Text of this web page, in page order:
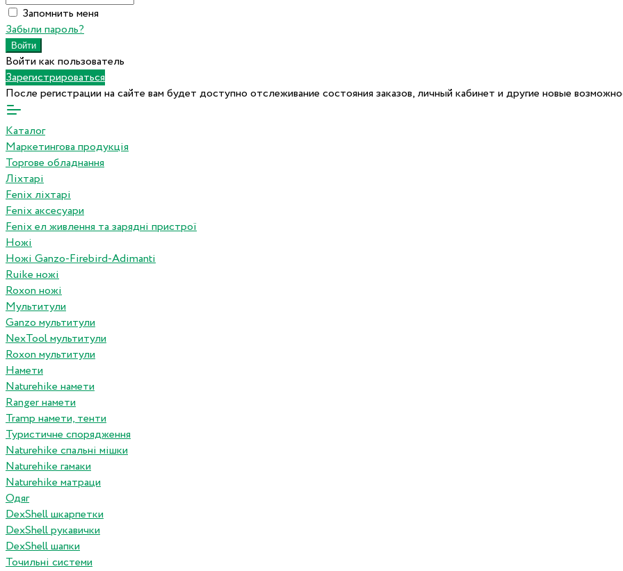
Запомнить меня
Забыли пароль?
Войти как пользователь
Зарегистрироваться
После регистрации на сайте вам будет доступно отслеживание состояния заказов, личный кабинет и другие новые
Каталог
Маркетингова продукція
Торгове обладнання
Ліхтарі
Fenix ліхтарі
Fenix аксесуари
Fenix ел живлення та зарядні пристрої
Ножі
Ножі Ganzo-Firebird-Adimanti
Ruike ножі
Roxon ножi
Мультитули
Ganzo мультитули
NexTool мультитули
Roxon мультитули
Намети
Naturehike намети
Ranger намети
Tramp намети, тенти
Туристичне спорядження
Naturehike спальні мішки
Naturehike гамаки
Naturehike матраци
Одяг
DexShell шкарпетки
DexShell рукавички
DexShell шапки
Точильні системи